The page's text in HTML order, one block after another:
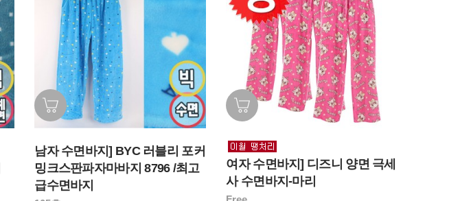
남자 수면바지] BYC 러블리 포커
밍크스판파자마바지 8796 /최고
급수면바지
여자 수면바지] 디즈니 양면 극세
사 수면바지-마리